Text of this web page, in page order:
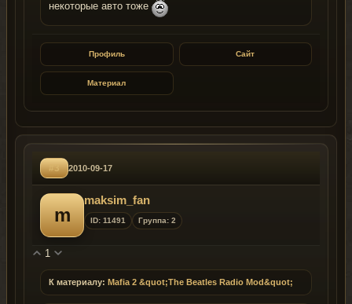
некоторые авто тоже
Профиль Сайт
Материал
#3 2010-09-17
m
maksim_fan
ID: 11491 Группа: 2
1
К материалу: Mafia 2 &quot;The Beatles Radio Mod&quot;